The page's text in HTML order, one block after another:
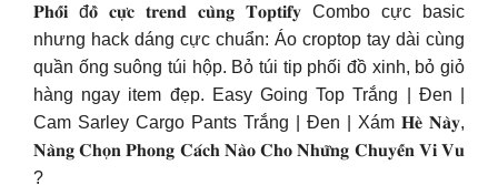
𝐏𝐡𝐨̂́𝐢 đ𝐨̂̀ 𝐜𝐮̛̣𝐜 𝐭𝐫𝐞𝐧𝐝 𝐜𝐮̀𝐧𝐠 𝐓𝐨𝐩𝐭𝐢𝐟𝐲 Combo cực basic
nhưng hack dáng cực chuẩn: Áo croptop tay dài cùng
quần ống suông túi hộp. Bỏ túi tip phối đồ xinh, bỏ giỏ
hàng ngay item đẹp. Easy Going Top Trắng | Đen |
Cam Sarley Cargo Pants Trắng | Đen | Xám 𝐇𝐞̀ 𝐍𝐚̀𝐲,
𝐍𝐚̀𝐧𝐠 𝐂𝐡𝐨̣𝐧 𝐏𝐡𝐨𝐧𝐠 𝐂𝐚́𝐜𝐡 𝐍𝐚̀𝐨 𝐂𝐡𝐨 𝐍𝐡𝐮̛̃𝐧𝐠 𝐂𝐡𝐮𝐲𝐞̂́𝐧 𝐕𝐢 𝐕𝐮
?